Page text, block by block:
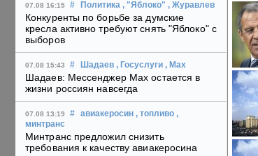
07.08 16:15 # Политика , "Яблоко" , Журавлев
Конкуренты по борьбе за думские
кресла активно требуют снять "Яблоко" с
выборов
07.08 15:43 # Шадаев , Госуслуги , Max
Шадаев: Мессенджер Max остается в
жизни россиян навсегда
07.08 13:19 # авиакеросин , топливо ,
минтранс
Минтранс предложил снизить
требования к качеству авиакеросина